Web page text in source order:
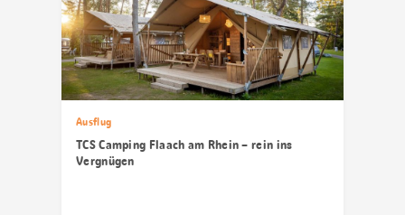
Ausflug
TCS Camping Flaach am Rhein – rein ins
Vergnügen